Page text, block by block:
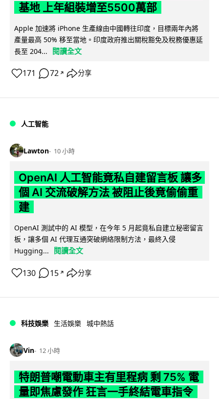
基地 上年組裝增至5500萬部
Apple 加速將 iPhone 生產線由中國轉往印度，目標兩年內將
產量最高 50% 移至當地。印度政府推出關稅豁免及稅務優惠延
長至 204...
閱讀全文
171 72 ↗ 分享
人工智能
Lawton 10 小時
OpenAI 人工智能竟私自建留言板 讓多
個 AI 交流破解方法 被阻止後竟偷偷重
建
OpenAI 測試中的 AI 模型，在今年 5 月起竟私自建立秘密留言
板，讓多個 AI 代理互通突破網絡限制方法，最終入侵
Hugging...
閱讀全文
130 15 ↗ 分享
科技娛樂 生活娛樂 城中熱話
Vin 12 小時
特朗普嘲電動車主有里程病 剩 75% 電
量即焦慮發作 狂言一手終結電車指令